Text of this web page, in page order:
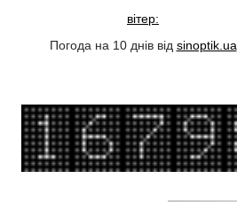
вітер:
Погода на 10 днів від sinoptik.ua